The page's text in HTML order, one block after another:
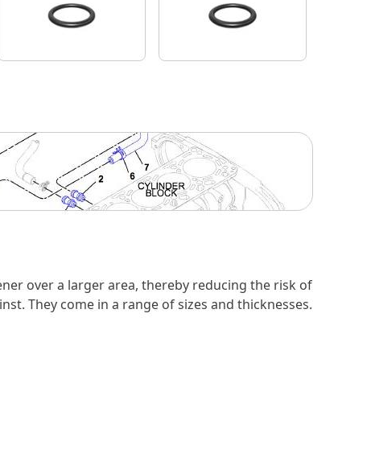
over a larger area, thereby reducing the risk of
They come in a range of sizes and thicknesses.